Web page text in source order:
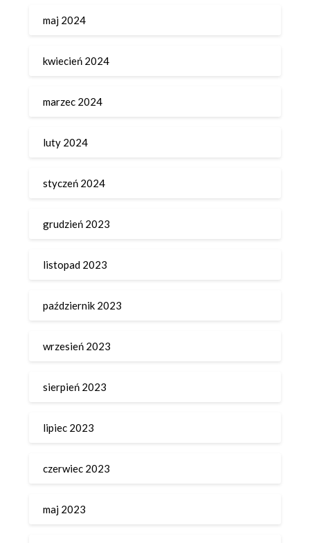
maj 2024
kwiecień 2024
marzec 2024
luty 2024
styczeń 2024
grudzień 2023
listopad 2023
październik 2023
wrzesień 2023
sierpień 2023
lipiec 2023
czerwiec 2023
maj 2023